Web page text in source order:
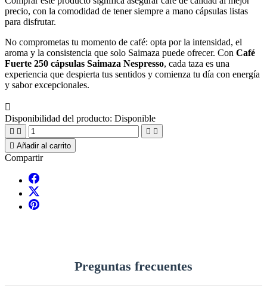
precio, con la comodidad de tener siempre a mano cápsulas listas
para disfrutar.
No comprometas tu momento de café: opta por la intensidad, el
aroma y la consistencia que solo Saimaza puede ofrecer. Con Café
Fuerte 250 cápsulas Saimaza Nespresso, cada taza es una
experiencia que despierta tus sentidos y comienza tu día con energía
y sabor excepcionales.

Disponibilidad del producto: Disponible
   
 Añadir al carrito
Compartir
Preguntas frecuentes